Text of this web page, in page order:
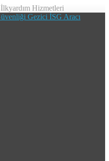
İlkyardım Hizmetleri